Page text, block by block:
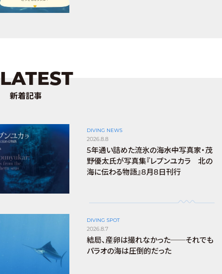
LATEST
新着記事
DIVING NEWS
2026.8.8
5年通い詰めた流氷の海――水中写真家・茂
野優太氏が写真集『レプンユカラ 北の
海に伝わる物語』8月8日刊行
DIVING SPOT
2026.8.7
結局、産卵は撮れなかった──それでも
パラオの海は圧倒的だった